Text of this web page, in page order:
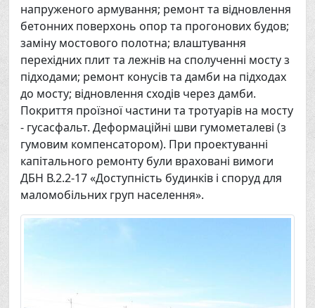
напруженого армування; ремонт та відновлення
бетонних поверхонь опор та прогонових будов;
заміну мостового полотна; влаштування
перехідних плит та лежнів на сполученні мосту з
підходами; ремонт конусів та дамби на підходах
до мосту; відновлення сходів через дамби.
Покриття проїзної частини та тротуарів на мосту
- гусасфальт. Деформаційні шви гумометалеві (з
гумовим компенсатором). При проектуванні
капітального ремонту були враховані вимоги
ДБН В.2.2-17 «Доступність будинків і споруд для
маломобільних груп населення».